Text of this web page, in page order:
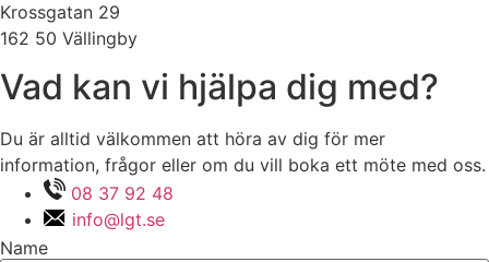
Krossgatan 29
162 50 Vällingby
Vad kan vi hjälpa dig med?
Du är alltid välkommen att höra av dig för mer
information, frågor eller om du vill boka ett möte med oss.
08 37 92 48
info@lgt.se
Name